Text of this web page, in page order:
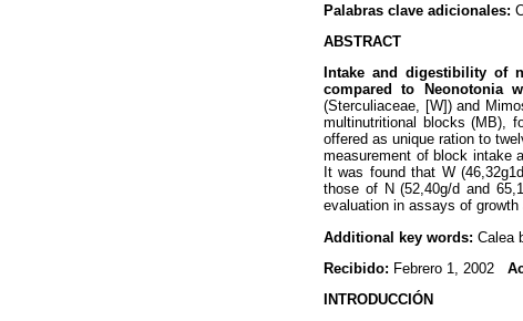
Palabras clave adicionales:
ABSTRACT
Intake and digestibility of
compared to Neonotonia
(Sterculiaceae, [W]) and
multinutritional blocks (MB),
offered as unique ration to
measurement of block intake
It was found that W
those of N (52,40g/d and
evaluation in assays of growth
Additional key words: Calea
Recibido: Febrero 1, 2002
INTRODUCCIÓN